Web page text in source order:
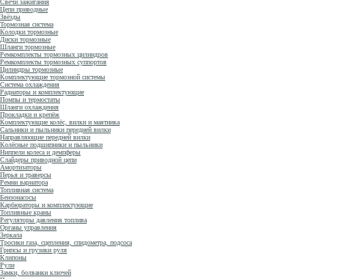
Свечи зажигания
Цепи приводные
Звёзды
Тормозная система
Колодки тормозные
Диски тормозные
Шланги тормозные
Ремкомплекты тормозных цилиндров
Ремкомплекты тормозных суппортов
Цилиндры тормозные
Комплектующие тормозной системы
Система охлаждения
Радиаторы и комплектующие
Помпы и термостаты
Шланги охлаждения
Прокладки и крепёж
Комплектующие колёс, вилки и маятника
Сальники и пыльники передней вилки
Направляющие передней вилки
Колёсные подшипники и пыльники
Ниппели колеса и демпферы
Слайдеры приводной цепи
Амортизаторы
Перья и траверсы
Ремни вариатора
Топливная система
Бензонасосы
Карбюраторы и комплектующие
Топливные краны
Регуляторы давления топлива
Органы управления
Зеркала
Тросики газа, сцепления, спидометра, подсоса
Грипсы и грузики руля
Клипоны
Рули
Замки, болванки ключей